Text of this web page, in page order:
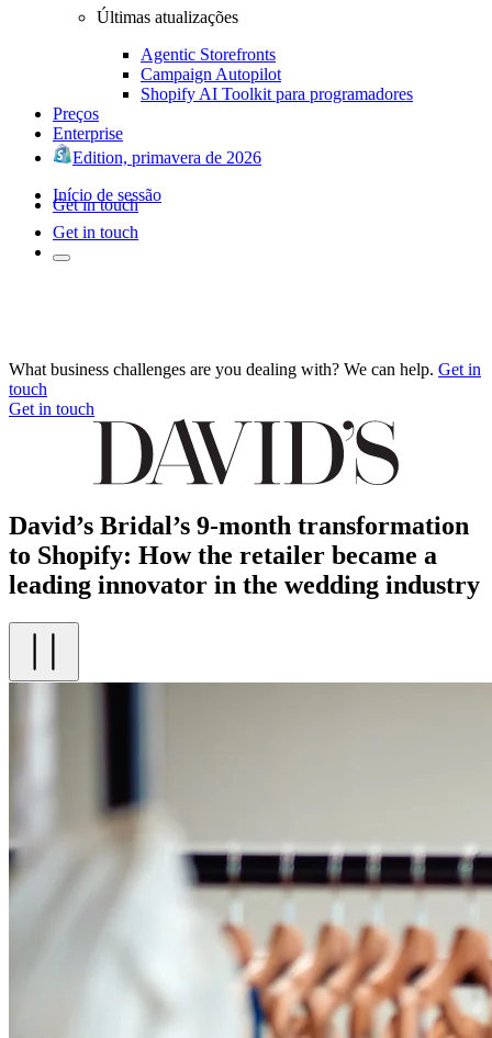
Últimas atualizações
Agentic Storefronts
Campaign Autopilot
Shopify AI Toolkit para programadores
Preços
Enterprise
Edition, primavera de 2026
Início de sessão
Get in touch
Get in touch
What business challenges are you dealing with? We can help. Get in
touch
Get in touch
David’s Bridal’s 9-month transformation
to Shopify: How the retailer became a
leading innovator in the wedding industry